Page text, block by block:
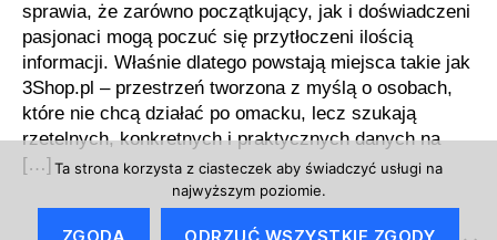
sprawia, że zarówno początkujący, jak i doświadczeni
pasjonaci mogą poczuć się przytłoczeni ilością
informacji. Właśnie dlatego powstają miejsca takie jak
3Shop.pl – przestrzeń tworzona z myślą o osobach,
które nie chcą działać po omacku, lecz szukają
rzetelnych, konkretnych i praktycznych danych na
[…] Ta strona korzysta z ciasteczek aby świadczyć usługi na
najwyższym poziomie.
ZGODA ODRZUĆ WSZYSTKIE ZGODY